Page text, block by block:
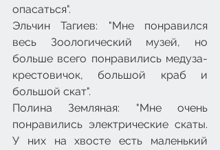
опасаться".
Эльчин Тагиев: "Мне понравился
весь Зоологический музей, но
больше всего понравились медуза-
крестовичок, большой краб и
большой скат".
Полина Земляная: "Мне очень
понравились электрические скаты.
У них на хвосте есть маленький